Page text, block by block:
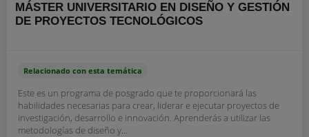
MÁSTER UNIVERSITARIO EN DISEÑO Y GESTIÓN
DE PROYECTOS TECNOLÓGICOS
Relacionado con esta temática
Este es un programa de posgrado que te proporcionará las
habilidades necesarias para crear, liderar e ejecutar proyectos de
investigación, desarrollo e innovación. Aprenderás a utilizar las
metodologías de diseño y...